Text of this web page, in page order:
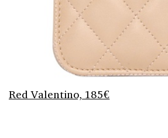
Red Valentino, 185€